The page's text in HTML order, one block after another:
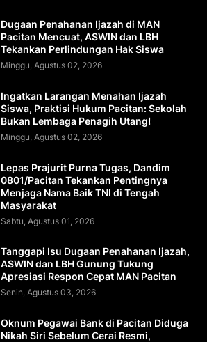
Dugaan Penahanan Ijazah di MAN
Pacitan Mencuat, ASWIN dan LBH
Tekankan Perlindungan Hak Siswa
Minggu, Agustus 02, 2026
Ingatkan Larangan Menahan Ijazah
Siswa, Praktisi Hukum Pacitan: Sekolah
Bukan Lembaga Penagih Utang!
Minggu, Agustus 02, 2026
Lepas Prajurit Purna Tugas, Dandim
0801/Pacitan Tekankan Pentingnya
Menjaga Nama Baik TNI di Tengah
Masyarakat
Sabtu, Agustus 01, 2026
Tanggapi Isu Dugaan Penahanan Ijazah,
ASWIN dan LBH Gunung Tukung
Apresiasi Respon Cepat MAN Pacitan
Senin, Agustus 03, 2026
Oknum Pegawai Bank di Pacitan Diduga
Nikah Siri Sebelum Cerai Resmi,